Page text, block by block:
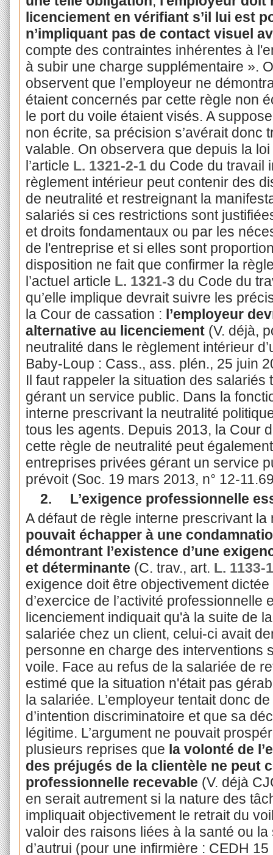
licenciement en vérifiant s’il lui est
n’impliquant pas de contact visuel
compte des contraintes inhérentes à
à subir une charge supplémentaire ».
observent que l’employeur ne
étaient concernés par cette règle non
le port du voile étaient visés. A
non écrite, sa précision s’avérait donc
valable. On observera que depuis la
l’article L. 1321-2-1du Code du travail
règlement intérieur peut contenir des
de neutralité et restreignant la
salariés si ces restrictions sont
et droits fondamentaux ou par les
de l'entreprise et si elles sont
disposition ne fait que confirmer la
l’actuel article L. 1321-3 du Code du
qu’elle implique devrait suivre les
la Cour de cassation : l’employeur
alternative au licenciement(V. déjà,
neutralité dans le règlement intérieur
Baby-Loup : Cass., ass. plén., 25 juin
Il faut rappeler la situation des
gérant un service public. Dans la
interne prescrivant la neutralité
tous les agents. Depuis 2013, la Cour
cette règle de neutralité peut
entreprises privées gérant un service
prévoit (Soc. 19 mars 2013, n° 12-
2.
L’exigence professionnelle
A défaut de règle interne prescrivant
pouvait échapper à une
démontrant l’existence d’une
et déterminante (C. trav., art. L. 1133-1
exigence doit être objectivement
d’exercice de l’activité professionnelle
licenciement indiquait qu'à la suite de
salariée chez un client, celui-ci avait
personne en charge des interventions
voile. Face au refus de la salariée de
estimé que la situation n'était pas
la salariée. L’employeur tentait donc
d’intention discriminatoire et que sa
légitime. L’argument ne pouvait
plusieurs reprises que la volonté de
des préjugés de la clientèle ne peut
professionnelle recevable (V. déjà
en serait autrement si la nature des
impliquait objectivement le retrait du
valoir des raisons liées à la santé ou
d’autrui (pour une infirmière : CEDH